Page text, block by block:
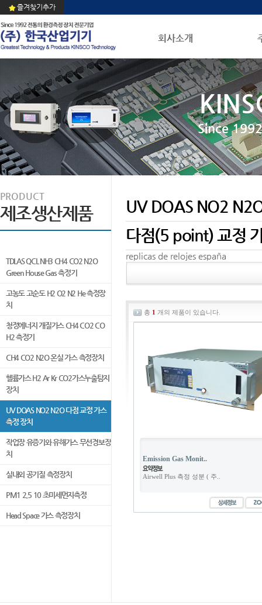
즐겨찾기추가
회사소개
Since
PRODUCT
제조생산제품
TDLAS QCL NH3 CH4 CO2 N2O
Green House Gas 측정기
고농도 고순도 H2 O2 N2 He 측정장
치
청정에너지 개질가스 CH4 CO2 CO
H2 측정기
CH4 CO2 N2O 온실 가스 측정장치
헬륨가스 H2 Ar Kr CO2가스누출탐지
장치
UV DOAS NO2 N2O 다점 교정 가스
측정 장치
작업장 유증기와 유해가스 무선경보장
치
실내외 공기질 측정장치
PM1 2.5 10 초미세먼지측정
Head Space 가스 측정장치
UV DOAS NO2
다점(5 point) 교정
replicas de relojes españa
총 1 개의 제품이 있습니다.
Emission Gas Monit..
Airwell Plus 측정 성분 ( 주..